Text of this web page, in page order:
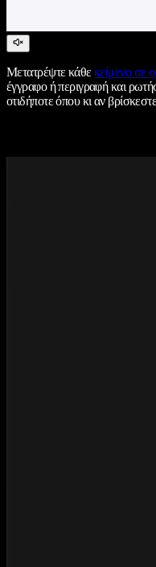
Μετατρέψτε κάθεκείμενο σε
έγγραφο ή περιγραφή και
οτιδήποτε όπου κι αν